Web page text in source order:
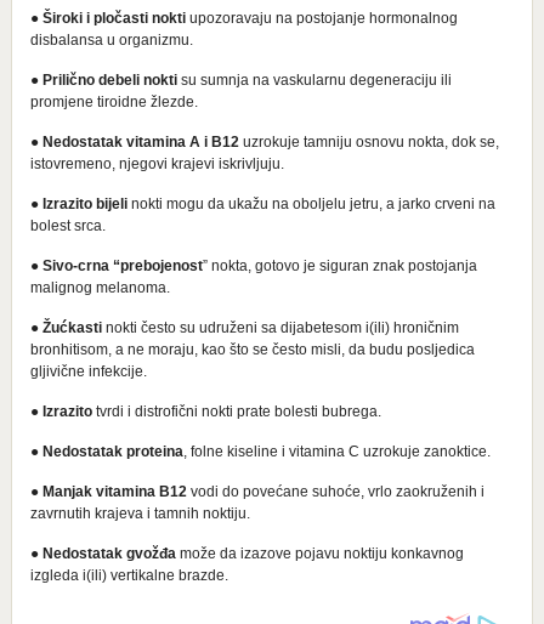
● Široki i pločasti noktiupozoravaju na postojanje hormonalnog
disbalansa u organizmu.
● Prilično debeli noktisu sumnja na vaskularnu degeneraciju ili
promjene tiroidne žlezde.
● Nedostatak vitamina A i B12uzrokuje tamniju osnovu nokta, dok se,
istovremeno, njegovi krajevi iskrivljuju.
● Izrazito bijelinokti mogu da ukažu na oboljelu jetru, a jarko crveni na
bolest srca.
● Sivo-crna “prebojenost” nokta, gotovo je siguran znak postojanja
malignog melanoma.
● Žućkastinokti često su udruženi sa dijabetesom i(ili) hroničnim
bronhitisom, a ne moraju, kao što se često misli, da budu posljedica
gljivične infekcije.
● Izrazitotvrdi i distrofični nokti prate bolesti bubrega.
● Nedostatak proteina, folne kiseline i vitamina C uzrokuje zanoktice.
● Manjak vitamina B12vodi do povećane suhoće, vrlo zaokruženih i
zavrnutih krajeva i tamnih noktiju.
● Nedostatak gvožđamože da izazove pojavu noktiju konkavnog
izgleda i(ili) vertikalne brazde.